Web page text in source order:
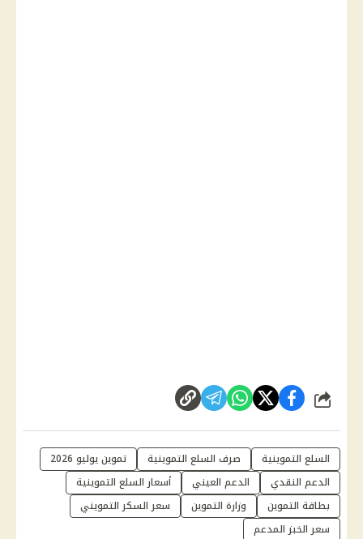
شارك
السلع التموينية صرف السلع التموينية
تموين يوليو 2026
الدعم النقدي
الدعم العيني
أسعار السلع التموينية
بطاقة التموين
وزارة التموين
سعر السكر التمويني
سعر الخبز المدعم